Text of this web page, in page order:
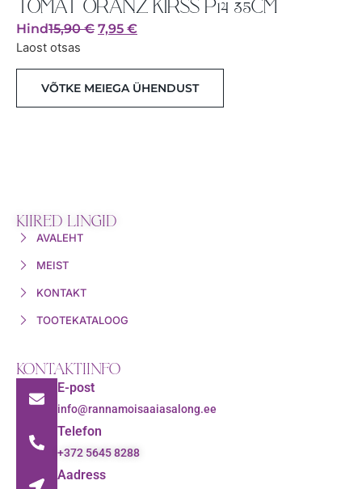
TOMAT ORANŽ KIRSS P14 35CM
Hind15,90€ 7,95 €
Laost otsas
VÕTKE MEIEGA ÜHENDUST
KIIRED LINGID
AVALEHT
MEIST
KONTAKT
TOOTEKATALOOG
KONTAKTIINFO
E-post
info@rannamoisaaiasalong.ee
Telefon
+372 5645 8288
Aadress